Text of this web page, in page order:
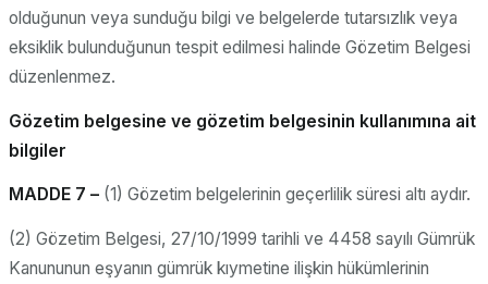
olduğunun veya sunduğu bilgi ve belgelerde tutarsızlık veya
eksiklik bulunduğunun tespit edilmesi halinde Gözetim Belgesi
düzenlenmez.
Gözetim belgesine ve gözetim belgesinin kullanımına ait
bilgiler
MADDE 7 – (1) Gözetim belgelerinin geçerlilik süresi altı aydır.
(2) Gözetim Belgesi, 27/10/1999 tarihli ve 4458 sayılı Gümrük
Kanununun eşyanın gümrük kıymetine ilişkin hükümlerinin